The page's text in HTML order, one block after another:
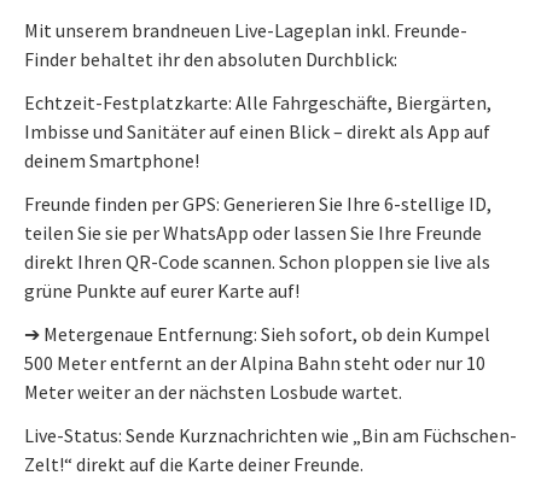
Mit unserem brandneuen Live-Lageplan inkl. Freunde-
Finder behaltet ihr den absoluten Durchblick:
Echtzeit-Festplatzkarte: Alle Fahrgeschäfte, Biergärten,
Imbisse und Sanitäter auf einen Blick – direkt als App auf
deinem Smartphone!
Freunde finden per GPS: Generieren Sie Ihre 6-stellige ID,
teilen Sie sie per WhatsApp oder lassen Sie Ihre Freunde
direkt Ihren QR-Code scannen. Schon ploppen sie live als
grüne Punkte auf eurer Karte auf!
➔ Metergenaue Entfernung: Sieh sofort, ob dein Kumpel
500 Meter entfernt an der Alpina Bahn steht oder nur 10
Meter weiter an der nächsten Losbude wartet.
Live-Status: Sende Kurznachrichten wie „Bin am Füchschen-
Zelt!“ direkt auf die Karte deiner Freunde.